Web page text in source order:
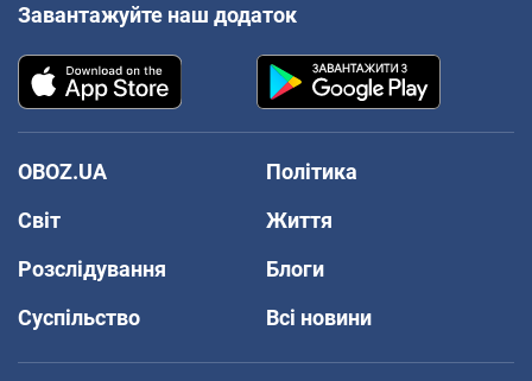
Завантажуйте наш додаток
OBOZ.UA
Політика
Світ
Життя
Розслідування
Блоги
Суспільство
Всі новини